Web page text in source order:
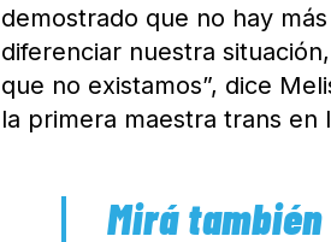
demostrado que no hay
diferenciar nuestra
que no existamos”, dice
la primera maestra trans en